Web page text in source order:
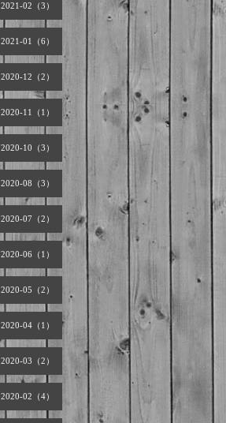
2021-02（3）
2021-01（6）
2020-12（2）
2020-11（1）
2020-10（3）
2020-08（3）
2020-07（2）
2020-06（1）
2020-05（2）
2020-04（1）
2020-03（2）
2020-02（4）